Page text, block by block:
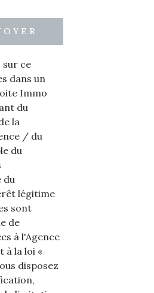
ce
dans un
Immo
du
la
/ du
du
du
légitime
sont
de
à l'Agence
à la loi «
disposez